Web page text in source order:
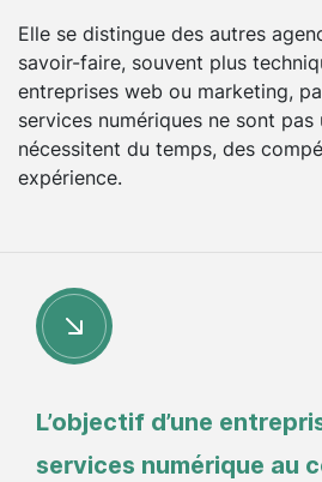
Elle se distingue des autres
savoir-faire, souvent plus
entreprises web ou marketing,
services numériques ne sont
nécessitent du temps, des
expérience.
L’objectif d’une
services numérique au